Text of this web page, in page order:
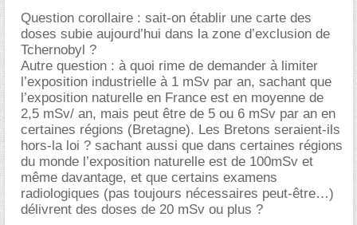
Question corollaire : sait-on établir une carte des
doses subie aujourd’hui dans la zone d’exclusion de
Tchernobyl ?
Autre question : à quoi rime de demander à limiter
l’exposition industrielle à 1 mSv par an, sachant que
l’exposition naturelle en France est en moyenne de
2,5 mSv/ an, mais peut être de 5 ou 6 mSv par an en
certaines régions (Bretagne). Les Bretons seraient-ils
hors-la loi ? sachant aussi que dans certaines régions
du monde l’exposition naturelle est de 100mSv et
même davantage, et que certains examens
radiologiques (pas toujours nécessaires peut-être…)
délivrent des doses de 20 mSv ou plus ?